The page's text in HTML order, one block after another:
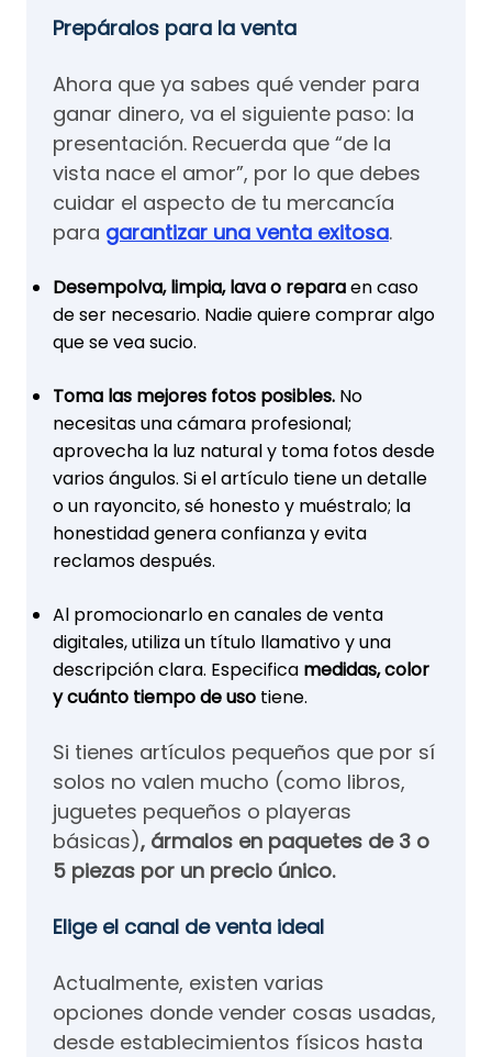
Prepáralos para la venta
Ahora que ya sabes qué vender para
ganar dinero, va el siguiente paso: la
presentación. Recuerda que “de la
vista nace el amor”, por lo que debes
cuidar el aspecto de tu mercancía
para garantizar una venta exitosa.
Desempolva, limpia, lava o reparaen caso
de ser necesario. Nadie quiere comprar algo
que se vea sucio.
Toma las mejores fotos posibles. No
necesitas una cámara profesional;
aprovecha la luz natural y toma fotos desde
varios ángulos. Si el artículo tiene un detalle
o un rayoncito, sé honesto y muéstralo; la
honestidad genera confianza y evita
reclamos después.
Al promocionarlo en canales de venta
digitales, utiliza un título llamativo y una
descripción clara. Especifica medidas, color
y cuánto tiempo de uso tiene.
Si tienes artículos pequeños que por sí
solos no valen mucho (como libros,
juguetes pequeños o playeras
básicas), ármalos en paquetes de 3 o
5 piezas por un precio único.
Elige el canal de venta ideal
Actualmente, existen varias
opciones donde vender cosas usadas,
desde establecimientos físicos hasta